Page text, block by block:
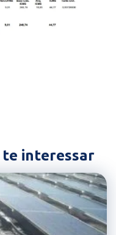
te interessar